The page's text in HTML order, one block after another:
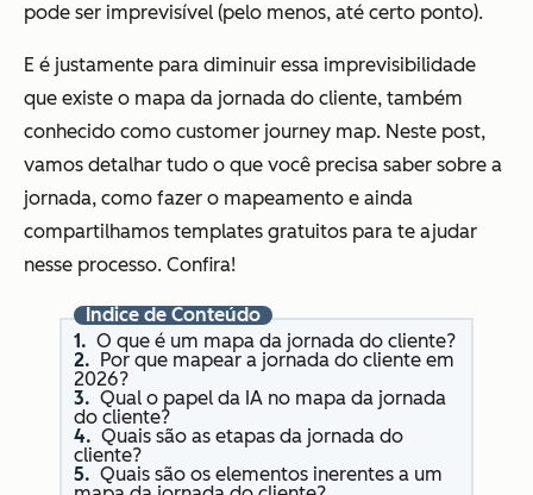
pode ser imprevisível (pelo menos, até certo ponto).
E é justamente para diminuir essa imprevisibilidade
que existe o mapa da jornada do cliente, também
conhecido como customer journey map. Neste post,
vamos detalhar tudo o que você precisa saber sobre a
jornada, como fazer o mapeamento e ainda
compartilhamos templates gratuitos para te ajudar
nesse processo. Confira!
Índice de Conteúdo
O que é um mapa da jornada do cliente?
Por que mapear a jornada do cliente em
2026?
Qual o papel da IA no mapa da jornada
do cliente?
Quais são as etapas da jornada do
cliente?
Quais são os elementos inerentes a um